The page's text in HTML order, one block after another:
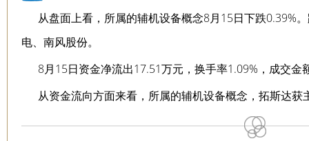
从盘面上看，所属的辅机设备概念8月15日下跌0.39%
电、南风股份。
8月15日资金净流出17.51万元，换手率1.09%，成交金
从资金流向方面来看，所属的辅机设备概念，拓斯达